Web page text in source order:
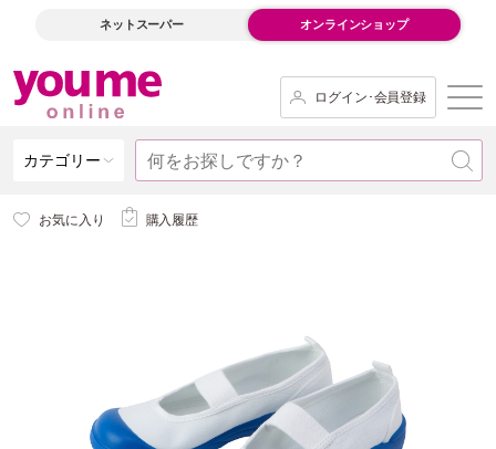
ネットスーパー オンラインショップ
ログイン･会員登録
カテゴリー
お気に入り 購入履歴